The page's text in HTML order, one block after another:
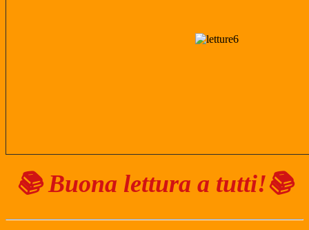
📚 Buona lettura a tutti!📚